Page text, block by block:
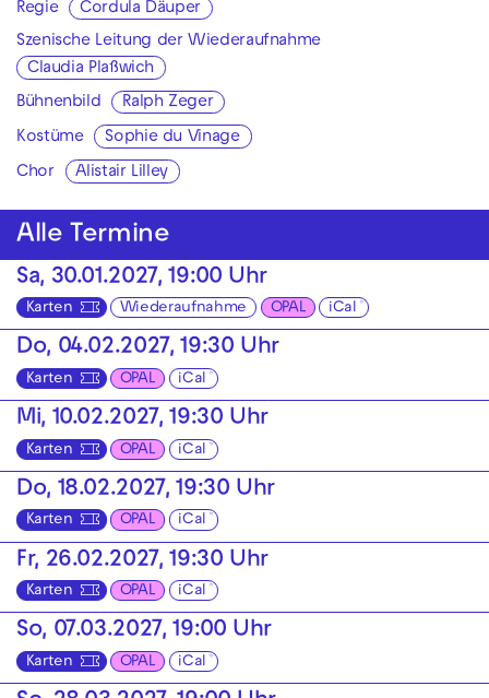
Regie Cordula Däuper
Szenische Leitung der Wiederaufnahme
Claudia Plaßwich
Bühnenbild Ralph Zeger
Kostüme Sophie du Vinage
Chor Alistair Lilley
Alle Termine
Sa, 30.01.2027, 19:00 Uhr
Karten Wiederaufnahme OPAL iCal
Do, 04.02.2027, 19:30 Uhr
Karten OPAL iCal
Mi, 10.02.2027, 19:30 Uhr
Karten OPAL iCal
Do, 18.02.2027, 19:30 Uhr
Karten OPAL iCal
Fr, 26.02.2027, 19:30 Uhr
Karten OPAL iCal
So, 07.03.2027, 19:00 Uhr
Karten OPAL iCal